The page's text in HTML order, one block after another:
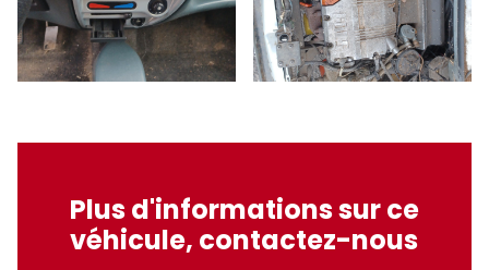
Plus d'informations sur ce
véhicule, contactez-nous